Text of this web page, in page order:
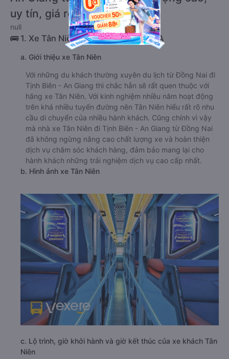
uy tín, giá rẻ nhất 08/2026
null
🚌 1. Xe Tân Niên khởi hành tại 79 QL1A
a. Giới thiệu xe Tân Niên
Với những du khách thường xuyên du lịch từ Đồng Nai đi
Tịnh Biên - An Giang thì chắc hẳn sẽ rất quen thuộc với
hãng xe Tân Niên. Với kinh nghiệm nhiều năm hoạt động
trên khá nhiều tuyến đường nên Tân Niên hiểu rất rõ nhu
cầu di chuyển của nhiều hành khách. Cũng chính vì vậy
mà nhà xe Tân Niên đi Tịnh Biên - An Giang từ Đồng Nai
đã không ngừng nâng cao chất lượng xe và hoàn thiện
dịch vụ chăm sóc khách hàng, đảm bảo mang lại cho
hành khách những trải nghiệm dịch vụ cao cấp nhất.
b. Hình ảnh xe Tân Niên
c. Lộ trình, giờ khởi hành và giờ kết thúc của xe khách Tân
Niên